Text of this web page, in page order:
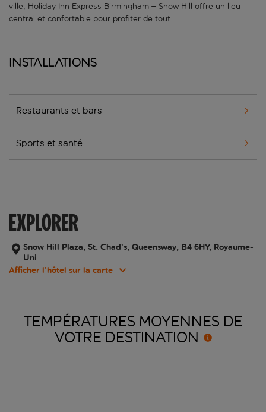
ville, Holiday Inn Express Birmingham – Snow Hill offre un lieu
central et confortable pour profiter de tout.
Installations
Restaurants et bars
Sports et santé
EXPLORER
Snow Hill Plaza, St. Chad’s, Queensway, B4 6HY, Royaume-
Uni
Afficher l’hôtel sur la carte
TEMPÉRATURES MOYENNES DE
VOTRE DESTINATION